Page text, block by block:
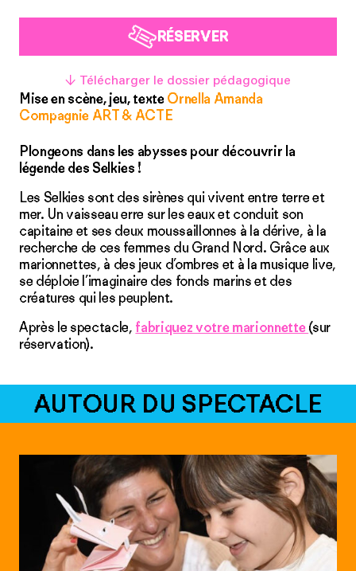
RÉSERVER
↓ Télécharger le dossier pédagogique
Mise en scène, jeu, texte Ornella Amanda
Compagnie ART & ACTE
Plongeons dans les abysses pour découvrir la
légende des Selkies !
Les Selkies sont des sirènes qui vivent entre terre et
mer. Un vaisseau erre sur les eaux et conduit son
capitaine et ses deux moussaillonnes à la dérive, à la
recherche de ces femmes du Grand Nord. Grâce aux
marionnettes, à des jeux d’ombres et à la musique live,
se déploie l’imaginaire des fonds marins et des
créatures qui les peuplent.
Après le spectacle, fabriquez votre marionnette (sur
réservation).
AUTOUR DU SPECTACLE